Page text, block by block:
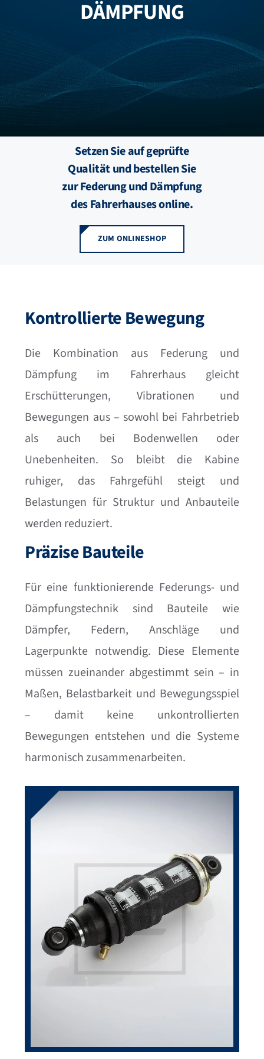
BLOG
KATALOGE
DÄMPFUNG
Setzen Sie auf geprüfte
Qualität und bestellen Sie
zur Federung und Dämpfung
des Fahrerhauses online.
ZUM ONLINESHOP
Kontrollierte Bewegung
Die Kombination aus Federung und
Dämpfung im Fahrerhaus gleicht
Erschütterungen, Vibrationen und
Bewegungen aus – sowohl bei Fahrbetrieb
als auch bei Bodenwellen oder
Unebenheiten. So bleibt die Kabine
ruhiger, das Fahrgefühl steigt und
Belastungen für Struktur und Anbauteile
werden reduziert.
Präzise Bauteile
Für eine funktionierende Federungs- und
Dämpfungstechnik sind Bauteile wie
Dämpfer, Federn, Anschläge und
Lagerpunkte notwendig. Diese Elemente
müssen zueinander abgestimmt sein – in
Maßen, Belastbarkeit und Bewegungsspiel
– damit keine unkontrollierten
Bewegungen entstehen und die Systeme
harmonisch zusammenarbeiten.